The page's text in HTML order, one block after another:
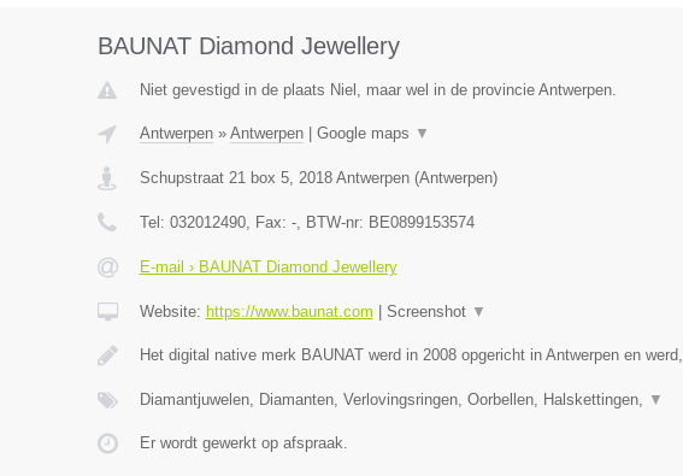
BAUNAT Diamond Jewellery
Niet gevestigd in de plaats Niel, maar wel in de provincie Antwerpen.
Antwerpen» Antwerpen| Google maps ▼
Schupstraat 21 box 5, 2018 Antwerpen(Antwerpen)
Tel: 032012490, Fax: -, BTW-nr: BE0899153574
E-mail › BAUNAT Diamond Jewellery
Website: https://www.baunat.com Screenshot ▼
Het digital native merk BAUNAT werd in 2008 opgericht in Antwerpen en werd,
Diamantjuwelen, Diamanten, Verlovingsringen, Oorbellen, Halskettingen, ▼
Er wordt gewerkt op afspraak.